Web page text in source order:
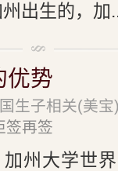
出生的，加
优势
生子相关(美宝
签再签
州大学世